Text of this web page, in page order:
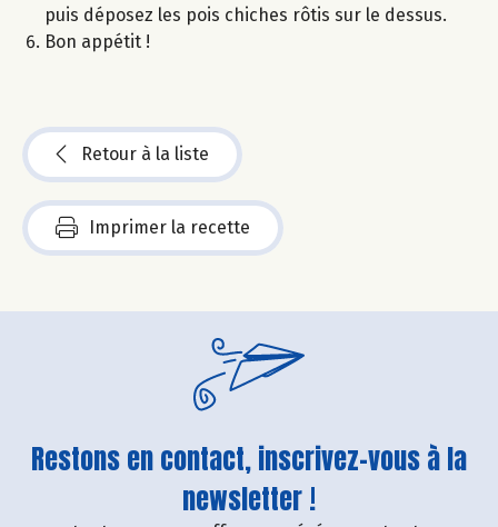
puis déposez les pois chiches rôtis sur le dessus.
Bon appétit !
Retour à la liste
Imprimer la recette
Restons en contact, inscrivez-vous à la
newsletter !